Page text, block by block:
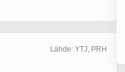
Lähde: YTJ, PRH